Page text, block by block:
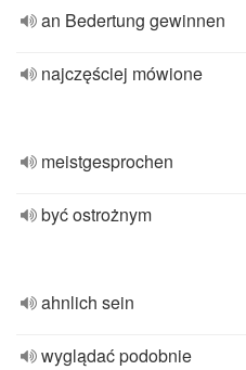
an Bedertung gewinnen
najczęściej mówione
meistgesprochen
być ostrożnym
ahnlich sein
wyglądać podobnie